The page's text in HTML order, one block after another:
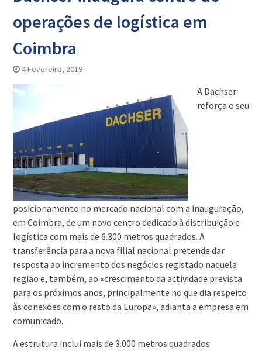
operações de logística em
Coimbra
4 Fevereiro, 2019
A Dachser
reforça o seu
posicionamento no mercado nacional com a inauguração,
em Coimbra, de um novo centro dedicado à distribuição e
logística com mais de 6.300 metros quadrados. A
transferência para a nova filial nacional pretende dar
resposta ao incremento dos negócios registado naquela
região e, também, ao «crescimento da actividade prevista
para os próximos anos, principalmente no que dia respeito
às conexões com o resto da Europa», adianta a empresa em
comunicado.
A estrutura inclui mais de 3.000 metros quadrados